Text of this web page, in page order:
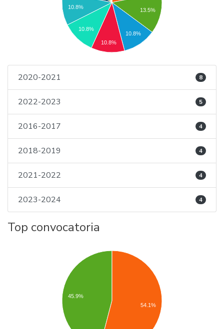
13.5%
10.8%
10.8%
10.8%
10.8%
2020-2021 8
2022-2023 5
2016-2017 4
2018-2019 4
2021-2022 4
2023-2024 4
Top convocatoria
45.9%
54.1%